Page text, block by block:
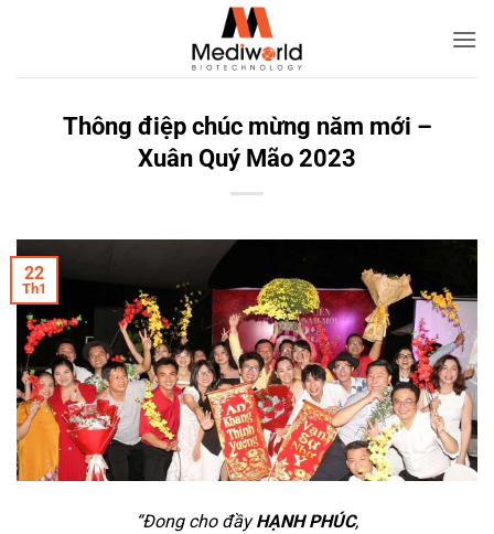
Thông điệp chúc mừng năm mới –
Xuân Quý Mão 2023
22
Th1
“Đong cho đầyHẠNH PHÚC,